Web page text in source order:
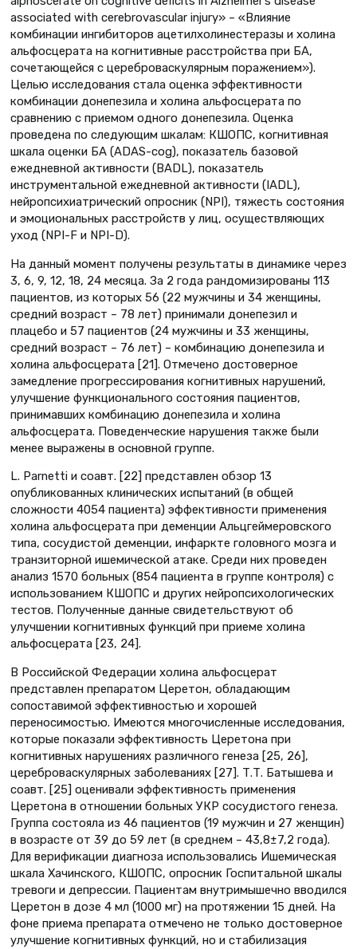
associated with cerebrovascular injury» – «Влияние
комбинации ингибиторов ацетилхолинестеразы и холина
альфосцерата на когнитивные расстройства при БА,
сочетающейся с цереброваскулярным поражением»).
Целью исследования стала оценка эффективности
комбинации донепезила и холина альфосцерата по
сравнению с приемом одного донепезила. Оценка
проведена по следующим шкалам: КШОПС, когнитивная
шкала оценки БА (ADAS-cog), показатель базовой
ежедневной активности (BADL), показатель
инструментальной ежедневной активности (IADL),
нейропсихиатрический опросник (NPI), тяжесть состояния
и эмоциональных расстройств у лиц, осуществляющих
уход (NPI-F и NPI-D).
На данный момент получены результаты в динамике через
3, 6, 9, 12, 18, 24 месяца. За 2 года рандомизированы 113
пациентов, из которых 56 (22 мужчины и 34 женщины,
средний возраст – 78 лет) принимали донепезил и
плацебо и 57 пациентов (24 мужчины и 33 женщины,
средний возраст – 76 лет) – комбинацию донепезила и
холина альфосцерата [21]. Отмечено достоверное
замедление прогрессирования когнитивных нарушений,
улучшение функционального состояния пациентов,
принимавших комбинацию донепезила и холина
альфосцерата. Поведенческие нарушения также были
менее выражены в основной группе.
L. Parnetti и соавт. [22] представлен обзор 13
опубликованных клинических испытаний (в общей
сложности 4054 пациента) эффективности применения
холина альфосцерата при деменции Альцгеймеровского
типа, сосудистой деменции, инфаркте головного мозга и
транзиторной ишемической атаке. Среди них проведен
анализ 1570 больных (854 пациента в группе контроля) с
использованием КШОПС и других нейропсихологических
тестов. Полученные данные свидетельствуют об
улучшении когнитивных функций при приеме холина
альфосцерата [23, 24].
В Российской Федерации холина альфосцерат
представлен препаратом Церетон, обладающим
сопоставимой эффективностью и хорошей
переносимостью. Имеются многочисленные исследования,
которые показали эффективность Церетона при
когнитивных нарушениях различного генеза [25, 26],
цереброваскулярных заболеваниях [27]. Т.Т. Батышева и
соавт. [25] оценивали эффективность применения
Церетона в отношении больных УКР сосудистого генеза.
Группа состояла из 46 пациентов (19 мужчин и 27 женщин)
в возрасте от 39 до 59 лет (в среднем – 43,8±7,2 года).
Для верификации диагноза использовались Ишемическая
шкала Хачинского, КШОПС, опросник Госпитальной шкалы
тревоги и депрессии. Пациентам внутримышечно вводился
Церетон в дозе 4 мл (1000 мг) на протяжении 15 дней. На
фоне приема препарата отмечено не только достоверное
улучшение когнитивных функций, но и стабилизация